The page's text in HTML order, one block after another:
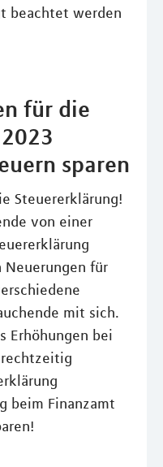
beachtet werden
für die
sparen
Steuererklärung!
von einer
für
mit sich.
Erhöhungen bei
rechtzeitig
beim Finanzamt